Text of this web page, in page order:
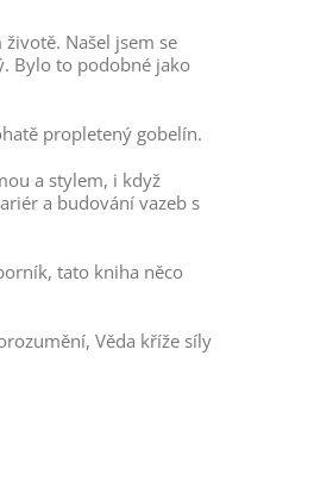
Našel jsem se
Bylo to podobné jako
propletený gobelín.
a stylem, i když
a budování vazeb s
tato kniha něco
Věda kříže síly